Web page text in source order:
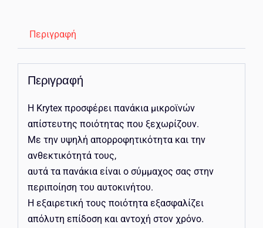
Περιγραφή
Περιγραφή
Η Krytex προσφέρει πανάκια μικροϊνών
απίστευτης ποιότητας που ξεχωρίζουν.
Με την υψηλή απορροφητικότητα και την
ανθεκτικότητά τους,
αυτά τα πανάκια είναι ο σύμμαχος σας στην
περιποίηση του αυτοκινήτου.
Η εξαιρετική τους ποιότητα εξασφαλίζει
απόλυτη επίδοση και αντοχή στον χρόνο.